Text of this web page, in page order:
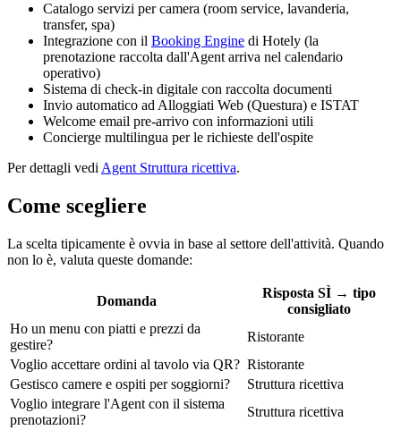
Catalogo servizi per camera (room service, lavanderia,
transfer, spa)
Integrazione con il Booking Engine di Hotely (la
prenotazione raccolta dall'Agent arriva nel calendario
operativo)
Sistema di check-in digitale con raccolta documenti
Invio automatico ad Alloggiati Web (Questura) e ISTAT
Welcome email pre-arrivo con informazioni utili
Concierge multilingua per le richieste dell'ospite
Per dettagli vedi Agent Struttura ricettiva.
Come scegliere
La scelta tipicamente è ovvia in base al settore dell'attività. Quando
non lo è, valuta queste domande:
Domanda
Risposta SÌ → tipo
consigliato
Ho un menu con piatti e prezzi da
gestire?
Ristorante
Voglio accettare ordini al tavolo via QR? Ristorante
Gestisco camere e ospiti per soggiorni?
Struttura ricettiva
Voglio integrare l'Agent con il sistema
prenotazioni?
Struttura ricettiva